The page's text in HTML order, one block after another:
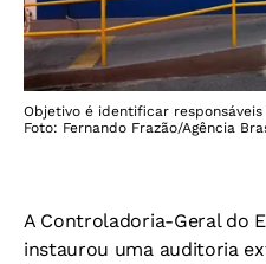
Objetivo é identificar
Foto: Fernando Frazão/Agência
A Controladoria-Geral do
instaurou uma auditoria